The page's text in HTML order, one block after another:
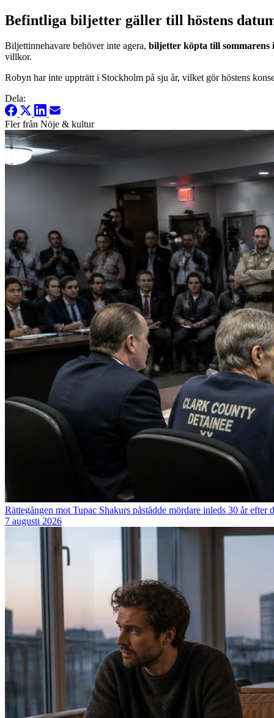
Befintliga biljetter gäller till höstens
Biljettinnehavare behöver inte agera, biljetter köpta till sommarens
villkor.
Robyn har inte uppträtt i Stockholm på sju år, vilket gör höstens
Dela:
Fler från Nöje & kultur
Rättegången mot Tupac Shakurs påstådde mördare inleds 30 år efter
7 augusti 2026